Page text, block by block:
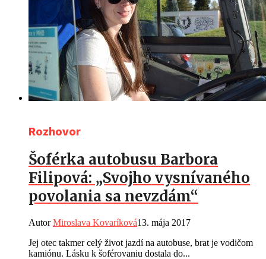
Rozhovor
Šoférka autobusu Barbora
Filipová: „Svojho vysnívaného
povolania sa nevzdám“
AutorMiroslava Kovaríková13. mája 2017
Jej otec takmer celý život jazdí na autobuse, brat je vodičom
kamiónu. Lásku k šoférovaniu dostala do...